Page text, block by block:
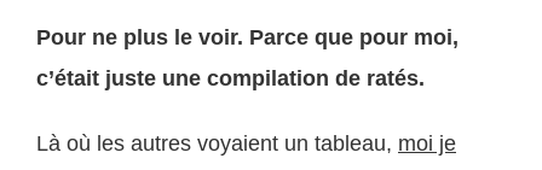
Pour ne plus le voir. Parce que pour moi,
c’était juste une compilation de ratés.
Là où les autres voyaient un tableau, moi je